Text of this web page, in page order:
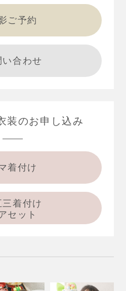
ご予約
い合わせ
装のお申し込み
着付け
三着付け
セット